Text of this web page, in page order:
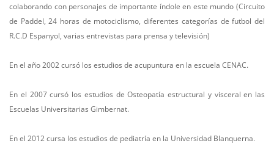
colaborando con personajes de importante índole en este mundo (Circuito
de Paddel, 24 horas de motociclismo, diferentes categorías de futbol del
R.C.D Espanyol, varias entrevistas para prensa y televisión)
En el año 2002 cursó los estudios de acupuntura en la escuela CENAC.
En el 2007 cursó los estudios de Osteopatía estructural y visceral en las
Escuelas Universitarias Gimbernat.
En el 2012 cursa los estudios de pediatría en la Universidad Blanquerna.